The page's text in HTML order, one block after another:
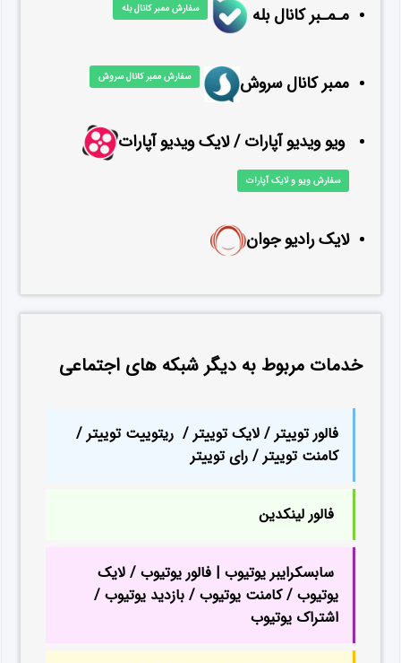
مـمـبر کانال بله سفارش ممبر کانال بله
ممبر کانال سروش سفارش ممبر کانال سروش
ویو ویدیو آپارات / لایک ویدیو آپارات
سفارش ویو و لایک آپارات
لایک رادیو جوان
خدمات مربوط به دیگر شبکه های اجتماعی
فالور توییتر / لایک توییتر / ریتوییت توییتر /
کامنت توییتر / رای توییتر
فالور لینکدین
سابسکرایبر یوتیوب | فالور یوتیوب / لایک
یوتیوب / کامنت یوتیوب / بازدید یوتیوب /
اشتراک یوتیوب